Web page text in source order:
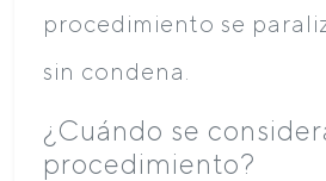
procedimiento se
sin condena.
¿Cuándo se
procedimiento?